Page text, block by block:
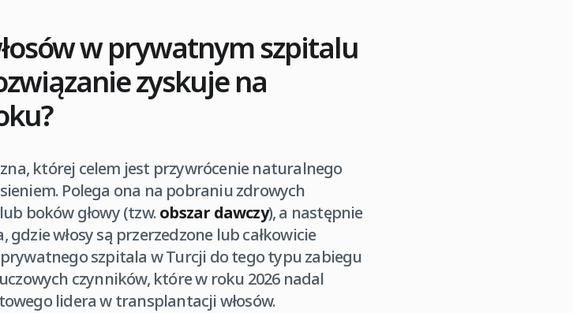
w prywatnym szpitalu
zyskuje na
której celem jest przywrócenie naturalnego
Polega ona na pobraniu zdrowych
boków głowy (tzw.obszar dawczy), a następnie
włosy są przerzedzone lub całkowicie
szpitala w Turcji do tego typu zabiegu
czynników, które w roku 2026 nadal
lidera w transplantacji włosów.